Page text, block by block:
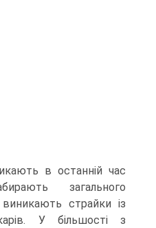
в останній час
загального
страйки із
У більшості з